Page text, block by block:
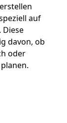
auf
davon, ob
oder